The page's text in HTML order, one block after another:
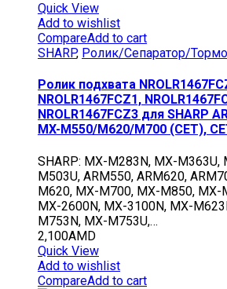
Quick View
Add to wishlist
CompareAdd to cart
SHARP, Ролик/Сепаратор/
Ролик подхвата
NROLR1467FCZ1,
NROLR1467FCZ3 для SHARP
MX-M550/M620/M700 (CET),
SHARP: MX-M283N, MX-M363U,
M503U, ARM550, ARM620,
M620, MX-M700, MX-M850, MX-
MX-2600N, MX-3100N, MX-
M753N, MX-M753U,…
2,100AMD
Quick View
Add to wishlist
CompareAdd to cart